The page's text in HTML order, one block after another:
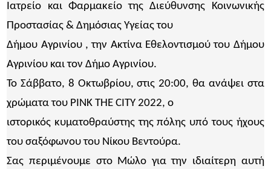
Ιατρείο και Φαρμακείο της Διεύθυνσης Κοινωνικής
Προστασίας & Δημόσιας Υγείας του
Δήμου Αγρινίου , την Ακτίνα Εθελοντισμού του Δήμου
Αγρινίου και τον Δήμο Αγρινίου.
Το Σάββατο, 8 Οκτωβρίου, στις 20:00, θα ανάψει στα
χρώματα του PINK THE CITY 2022, o
ιστορικός κυματοθραύστης της πόλης υπό τους ήχους
του σαξόφωνου του Νίκου Βεντούρα.
Σας περιμένουμε στο Μώλο για την ιδιαίτερη αυτή